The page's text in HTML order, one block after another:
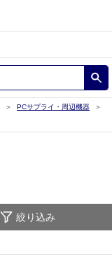
PCサプライ・周辺機器
絞り込み